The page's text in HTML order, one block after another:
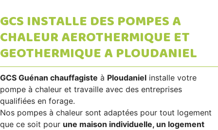
GCS INSTALLE DES POMPES A
CHALEUR AEROTHERMIQUE ET
GEOTHERMIQUE A PLOUDANIEL
GCS Guénan chauffagiste à Ploudaniel installe votre
pompe à chaleur et travaille avec des entreprises
qualifiées en forage.
Nos pompes à chaleur sont adaptées pour tout logement
que ce soit pour une maison individuelle, un logement